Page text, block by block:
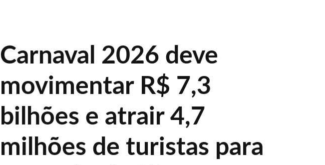
Carnaval 2026 deve
movimentar R$ 7,3
bilhões e atrair 4,7
milhões de turistas para